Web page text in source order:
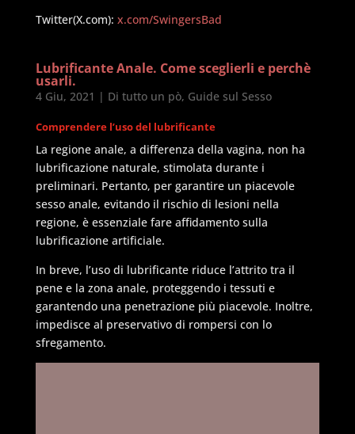
Twitter(X.com): x.com/SwingersBad
Lubrificante Anale. Come sceglierli e perchè
usarli.
4 Giu, 2021 | Di tutto un pò, Guide sul Sesso
Comprendere l’uso del lubrificante
La regione anale, a differenza della vagina, non ha
lubrificazione naturale, stimolata durante i
preliminari. Pertanto, per garantire un piacevole
sesso anale, evitando il rischio di lesioni nella
regione, è essenziale fare affidamento sulla
lubrificazione artificiale.
In breve, l’uso di lubrificante riduce l’attrito tra il
pene e la zona anale, proteggendo i tessuti e
garantendo una penetrazione più piacevole. Inoltre,
impedisce al preservativo di rompersi con lo
sfregamento.